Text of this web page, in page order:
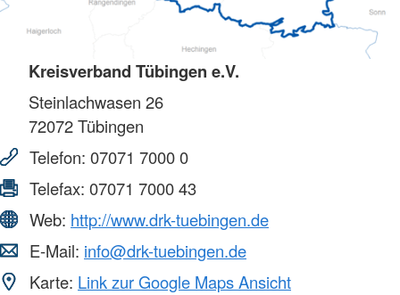
Kreisverband Tübingen e.V.
Steinlachwasen 26
72072Tübingen
Telefon: 07071 7000 0
Telefax: 07071 7000 43
Web: http://www.drk-tuebingen.de
E-Mail: info@drk-tuebingen.de
Karte: Link zur Google Maps Ansicht